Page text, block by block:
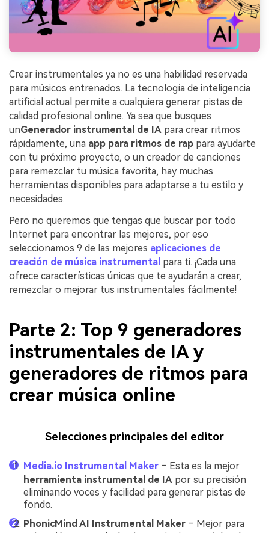
Crear instrumentales ya no es una habilidad reservada
para músicos entrenados. La tecnología de inteligencia
artificial actual permite a cualquiera generar pistas de
calidad profesional online. Ya sea que busques
unGenerador instrumental de IA para crear ritmos
rápidamente, una app para ritmos de rap para ayudarte
con tu próximo proyecto, o un creador de canciones
para remezclar tu música favorita, hay muchas
herramientas disponibles para adaptarse a tu estilo y
necesidades.
Pero no queremos que tengas que buscar por todo
Internet para encontrar las mejores, por eso
seleccionamos 9 de las mejores aplicaciones de
creación de música instrumental para ti. ¡Cada una
ofrece características únicas que te ayudarán a crear,
remezclar o mejorar tus instrumentales fácilmente!
Parte 2: Top 9 generadores
instrumentales de IA y
generadores de ritmos para
crear música online
Selecciones principales del editor
Media.io Instrumental Maker – Esta es la mejor
herramienta instrumental de IA por su precisión
eliminando voces y facilidad para generar pistas de
fondo.
PhonicMind AI Instrumental Maker – Mejor para